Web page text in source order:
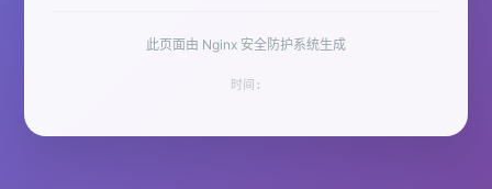
此页面由 Nginx 安全防护系统生成
时间: